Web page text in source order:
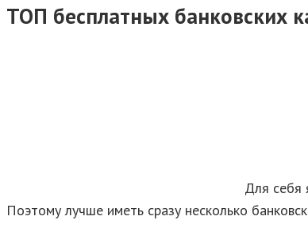
ТОП бесплатных банковских
Для себя
Поэтому лучше иметь сразу несколько